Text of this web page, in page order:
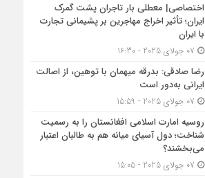
اختصاصی| معطلی بار تاجران پشت گمرک
ایران؛ تأثیر اخراج مهاجرین بر پشیمانی تجارت
با ایران
رضا صادقی: بدرقه میهمان با توهین، از اصالت
ایرانی به‌دور است
روسیه امارت اسلامی افغانستان را به رسمیت
شناخت؛ دول آسیای میانه هم به طالبان اعتبار
می‎‌بخشند؟